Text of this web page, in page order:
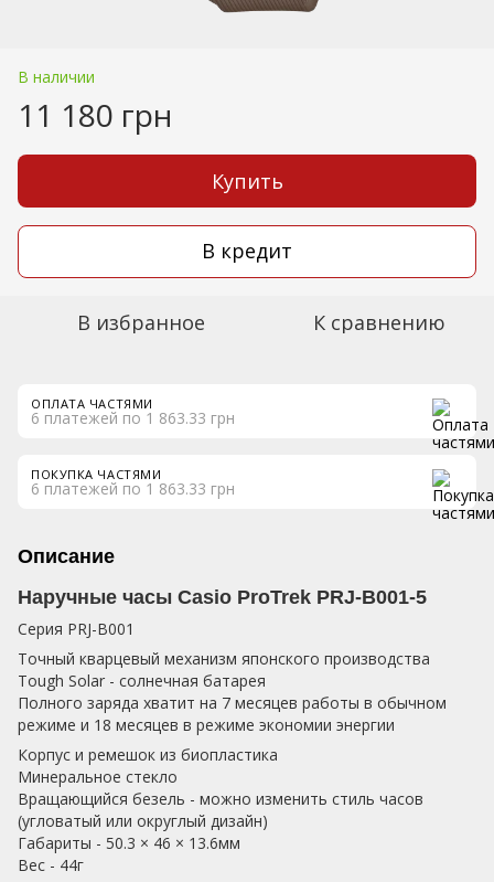
В наличии
11 180 грн
Купить
В кредит
В избранное К сравнению
ОПЛАТА ЧАСТЯМИ
6 платежей по 1 863.33 грн
ПОКУПКА ЧАСТЯМИ
6 платежей по 1 863.33 грн
Описание
Наручные часы Casio ProTrek PRJ-B001-5
Серия PRJ-B001
Точный кварцевый механизм японского производства
Tough Solar - солнечная батарея
Полного заряда хватит на 7 месяцев работы в обычном
режиме и 18 месяцев в режиме экономии энергии
Корпус и ремешок из биопластика
Минеральное стекло
Вращающийся безель - можно изменить стиль часов
(угловатый или округлый дизайн)
Габариты - 50.3 × 46 × 13.6мм
Вес - 44г